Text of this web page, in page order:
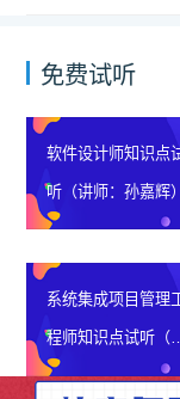
免费试听
软件设计师知识点
听（讲师：孙嘉辉）
系统集成项目管理
程师知识点试听（
师：杨家雄）